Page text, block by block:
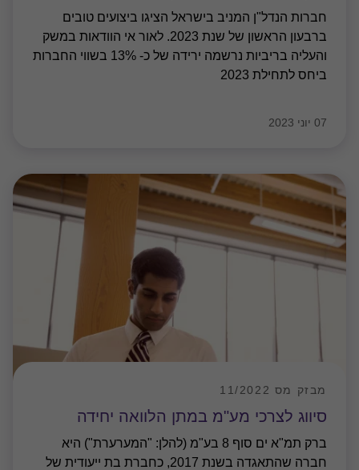
חברות הנדל"ן המניב בישראל הציגו ביצועים טובים
ברבעון הראשון של שנת 2023. לאור אי הוודאות במשק
והעליה בריביות נרשמה ירידה של כ- 13% בשווי החברות
ביחס לתחילת 2023
07 יוני 2023
סיווג לצרכי מע"מ במתן הלוואה יחידה
מבזק מס 11/2022
ברק תמ"א ים סוף 8 בע"מ (להלן: "המערערת") היא
חברה שהתאגדה בשנת 2017, כחברת בת ייעודית של